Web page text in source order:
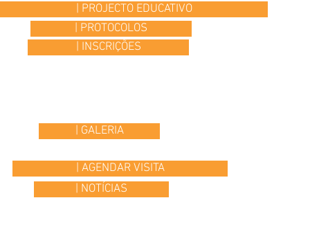
| PROJECTO EDUCATIVO
| PROTOCOLOS
| INSCRIÇÕES
| GALERIA
| AGENDAR VISITA
| NOTÍCIAS